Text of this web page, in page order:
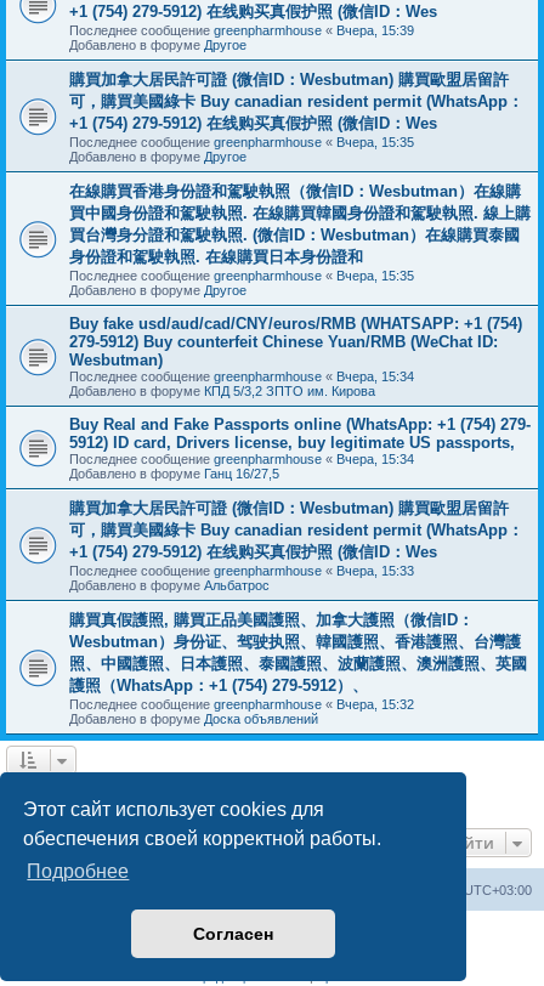
Этот сайт использует cookies для
обеспечения своей корректной работы.
Подробнее
Согласен
+1 (754) 279-5912) 在线购买真假护照 (微信ID：Wes
Последнее сообщение greenpharmhouse « Вчера, 15:39
Добавлено в форуме Другое
購買加拿大居民許可證 (微信ID：Wesbutman) 購買歐盟居留許
可，購買美國綠卡 Buy canadian resident permit (WhatsApp：
+1 (754) 279-5912) 在线购买真假护照 (微信ID：Wes
Последнее сообщение greenpharmhouse « Вчера, 15:35
Добавлено в форуме Другое
在線購買香港身份證和駕駛執照（微信ID：Wesbutman）在線購
買中國身份證和駕駛執照. 在線購買韓國身份證和駕駛執照. 線上購
買台灣身分證和駕駛執照. (微信ID：Wesbutman）在線購買泰國
身份證和駕駛執照. 在線購買日本身份證和
Последнее сообщение greenpharmhouse « Вчера, 15:35
Добавлено в форуме Другое
Buy fake usd/aud/cad/CNY/euros/RMB (WHATSAPP: +1 (754)
279-5912) Buy counterfeit Chinese Yuan/RMB (WeChat ID:
Wesbutman)
Последнее сообщение greenpharmhouse « Вчера, 15:34
Добавлено в форуме КПД 5/3,2 ЗПТО им. Кирова
Buy Real and Fake Passports online (WhatsApp: +1 (754) 279-
5912) ID card, Drivers license, buy legitimate US passports,
Последнее сообщение greenpharmhouse « Вчера, 15:34
Добавлено в форуме Ганц 16/27,5
購買加拿大居民許可證 (微信ID：Wesbutman) 購買歐盟居留許
可，購買美國綠卡 Buy canadian resident permit (WhatsApp：
+1 (754) 279-5912) 在线购买真假护照 (微信ID：Wes
Последнее сообщение greenpharmhouse « Вчера, 15:33
Добавлено в форуме Альбатрос
購買真假護照, 購買正品美國護照、加拿大護照（微信ID：
Wesbutman）身份证、驾驶执照、韓國護照、香港護照、台灣護
照、中國護照、日本護照、泰國護照、波蘭護照、澳洲護照、英國
護照（WhatsApp：+1 (754) 279-5912）、
Последнее сообщение greenpharmhouse « Вчера, 15:32
Добавлено в форуме Доска объявлений
Перейти
UTC+03:00
Создано на основеphpBB® Forum Software © phpBB Limited
Русская поддержка phpBB